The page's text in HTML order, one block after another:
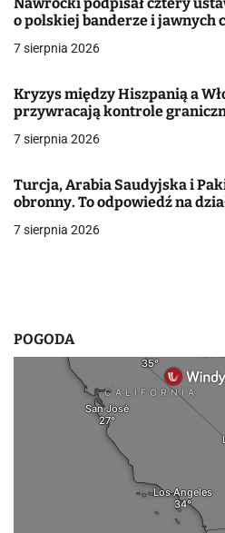
c
a
w
i
s
o polskiej banderze i jawnych
7 sierpnia 2026
Kryzys między Hiszpanią a
przywracają kontrole
7 sierpnia 2026
Turcja, Arabia Saudyjska i
obronny. To odpowiedź na
7 sierpnia 2026
POGODA